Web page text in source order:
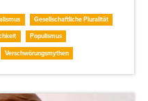
Gesellschaftliche Pluralität
Populismus
Verschwörungsmythen